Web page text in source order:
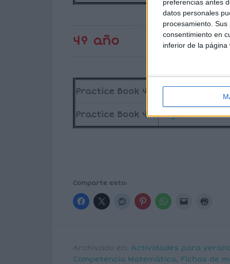
preferencias antes
datos personales
procesamiento.
consentimiento en
inferior de la página
4º año
Practice Book 4a
Practice Book 4b Pages 81 to 110
Comparte esto:
Archivado en: Actividades para
Competencia Matemática, Fichas de